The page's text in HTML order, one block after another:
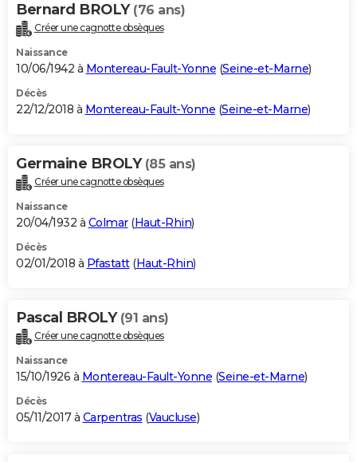
Bernard BROLY (76 ans)
Créer une cagnotte obsèques
Naissance
10/06/1942 à Montereau-Fault-Yonne (Seine-et-Marne)
Décès
22/12/2018 à Montereau-Fault-Yonne (Seine-et-Marne)
Germaine BROLY (85 ans)
Créer une cagnotte obsèques
Naissance
20/04/1932 à Colmar(Haut-Rhin)
Décès
02/01/2018 à Pfastatt(Haut-Rhin)
Pascal BROLY (91 ans)
Créer une cagnotte obsèques
Naissance
15/10/1926 à Montereau-Fault-Yonne (Seine-et-Marne)
Décès
05/11/2017 à Carpentras (Vaucluse)